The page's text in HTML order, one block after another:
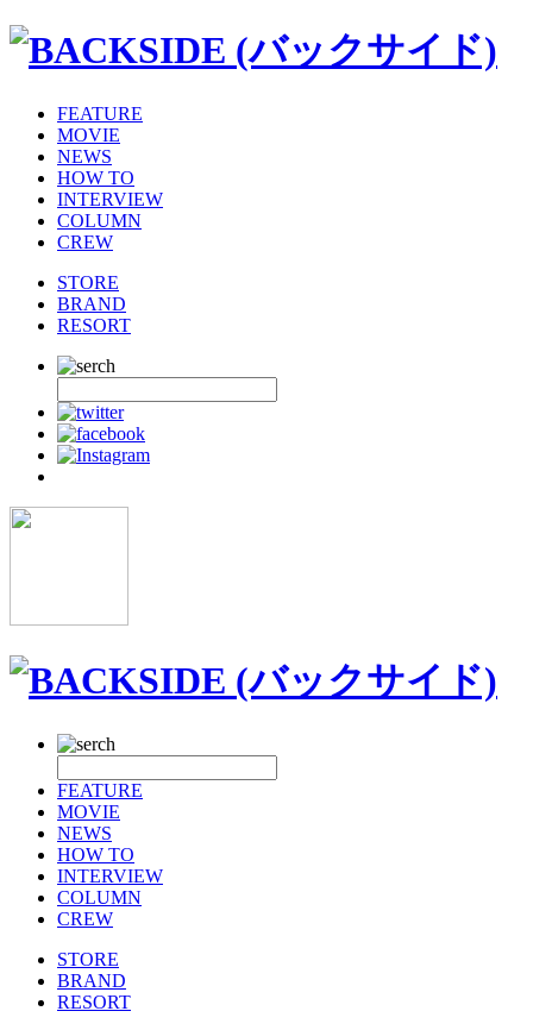
FEATURE
MOVIE
NEWS
HOW TO
INTERVIEW
COLUMN
CREW
STORE
BRAND
RESORT
FEATURE
MOVIE
NEWS
HOW TO
INTERVIEW
COLUMN
CREW
STORE
BRAND
RESORT